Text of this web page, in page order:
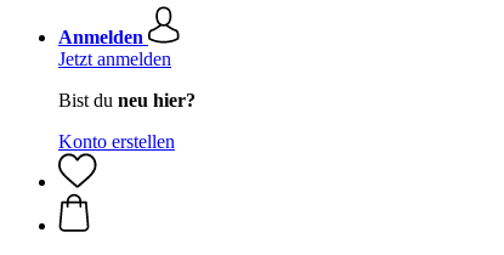
Anmelden
Jetzt anmelden
Bist du neu hier?
Konto erstellen